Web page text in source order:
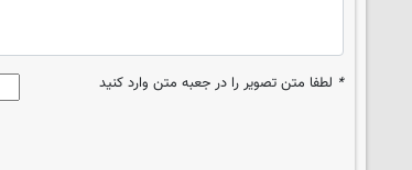
* لطفا متن تصویر را در جعبه متن وارد کنید